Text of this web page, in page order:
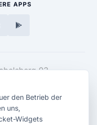
APPS
den Betrieb der
uns,
Widgets